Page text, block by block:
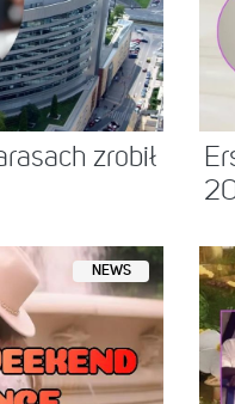
zrobił
NEWS